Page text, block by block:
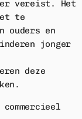
vereist. Het
te
ouders en
jonger
deze